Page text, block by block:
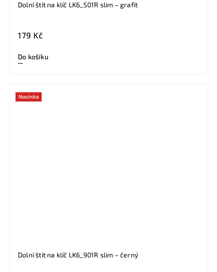
Dolní štít na klíč LK6_501R slim – grafit
179 Kč
Do košíku
Novinka
Dolní štít na klíč LK6_901R slim – černý